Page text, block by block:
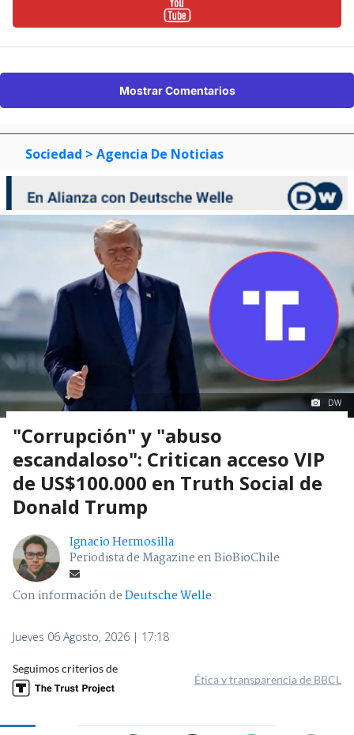
Mostrar Comentarios
Sociedad > Agencia De Noticias
DW
"Corrupción" y "abuso
escandaloso": Critican acceso VIP
de US$100.000 en Truth Social de
Donald Trump
Ignacio Hermosilla
Periodista de Magazine en BioBioChile
Con información deDeutsche Welle
Jueves 06 Agosto, 2026 | 17:18
Seguimos criterios de
Ética y transparencia de BBCL